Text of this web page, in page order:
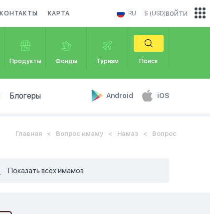
КОНТАКТЫ КАРТА RU $ (USD)
Продукты Фонды Туризм Поиск
Блогеры Android iOS
войти
Главная Вопрос имаму Намаз Вопрос
Показать всех имамов